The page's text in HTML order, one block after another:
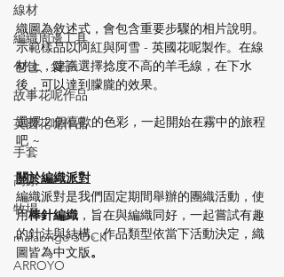
線材
編織周邊工具
包包、袋子
故事花呢作品
英國花呢作品
手套
高原
牧場
malabrigo SOCK
ARROYO
織圖為敘述式，會包含重要步驟的相片說明。
示範樣品以阿紅與阿雪 - 英國花呢製作。在線
材上，建議選擇捻度不高的羊毛線，在下水
後，可以達到朦朧的效果。
選擇 2 個喜歡的色彩，一起開始在霧中的旅程
吧 ~
關於編織派對
編織派對是我們固定期間舉辦的團織活動，使
用棒針編織 ，旨在與編織同好，一起嘗試有趣
的針法與結構。作品類型依當下活動決定，織
圖皆為中文版。​